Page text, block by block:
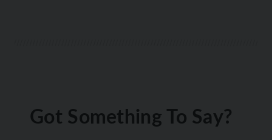
Got Something To Say?